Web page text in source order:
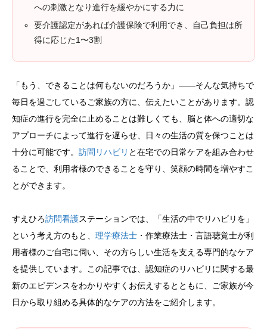
への刺激となり進行を緩やかにする力に
要介護認定があれば介護保険で利用でき、自己負担は所
得に応じた1〜3割
「もう、できることは何もないのだろうか」——そんな気持ちで
毎日を過ごしているご家族の方に、伝えたいことがあります。認
知症の進行を完全に止めることは難しくても、脳と体への適切な
アプローチによって進行を遅らせ、日々の生活の質を保つことは
十分に可能です。 訪問リハビリ と在宅での日常ケアを組み合わせ
ることで、利用者様のできることを守り、笑顔の時間を増やすこ
とができます。
すえひろ訪問看護ステーションでは、「生活の中でリハビリを」
という考え方のもと、 理学療法士 ・作業療法士・言語聴覚士が利
用者様のご自宅に伺い、その方らしい生活を支える専門的なケア
を提供しています。この記事では、認知症のリハビリに関する最
新のエビデンスをわかりやすくお伝えするとともに、ご家族が今
日から取り組める具体的なケアの方法をご紹介します。